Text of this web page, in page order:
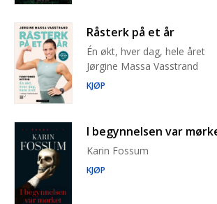
Råsterk på et år
Én økt, hver dag, hele året
Jørgine Massa Vasstrand
KJØP
I begynnelsen var
Karin Fossum
KJØP